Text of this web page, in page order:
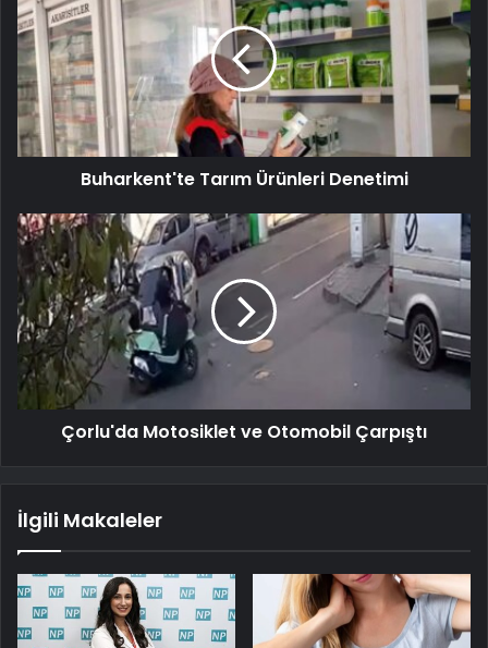
Buharkent'te Tarım Ürünleri Denetimi
Çorlu'da Motosiklet ve Otomobil Çarpıştı
İlgili Makaleler